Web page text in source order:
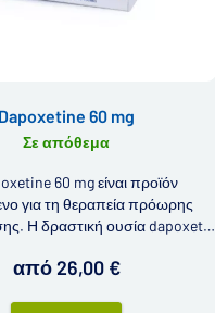
Dapoxetine 60 mg
Σε απόθεμα
60 mg είναι προϊόν
για τη θεραπεία πρόωρης
Η δραστική ουσία dapoxetin
να απολαύσετε την ηδονή για
από 26,00 €